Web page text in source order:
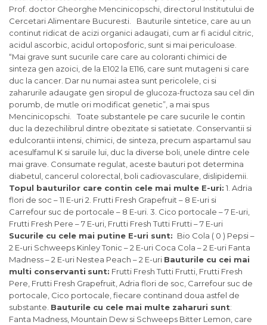
Prof. doctor Gheorghe Mencinicopschi, directorul Institutului de
Cercetari Alimentare Bucuresti. Bauturile sintetice, care au un
continut ridicat de acizi organici adaugati, cum ar fi acidul citric,
acidul ascorbic, acidul ortoposforic, sunt si mai periculoase.
“Mai grave sunt sucurile care care au coloranti chimici de
sinteza gen azoici, de la E102 la E116, care sunt mutageni si care
duc la cancer. Dar nu numai astea sunt pericolele, ci si
zaharurile adaugate gen siropul de glucoza-fructoza sau cel din
porumb, de mutle ori modificat genetic”, a mai spus
Mencinicopschi. Toate substantele pe care sucurile le contin
duc la dezechilibrul dintre obezitate si satietate. Conservantii si
edulcorantii intensi, chimici, de sinteza, precum aspartamul sau
acesulfamul K si saruile lui, duc la diverse boli, unele dintre cele
mai grave. Consumate regulat, aceste bauturi pot determina
diabetul, cancerul colorectal, boli cadiovasculare, dislipidemii.
Topul bauturilor care contin cele mai multe E-uri: 1. Adria
flori de soc – 11 E-uri 2. Frutti Fresh Grapefruit – 8 E-uri si
Carrefour suc de portocale – 8 E-uri. 3. Cico portocale – 7 E-uri,
Frutti Fresh Pere – 7 E-uri, Frutti Fresh Tutti Frutti – 7 E-uri
Sucurile cu cele mai putine E-uri sunt: Bio Cola ( 0 ) Pepsi –
2 E-uri Schweeps Kinley Tonic – 2 E-uri Coca Cola – 2 E-uri Fanta
Madness – 2 E-uri Nestea Peach – 2 E-uri Bauturile cu cei mai
multi conservanti sunt: Frutti Fresh Tutti Frutti, Frutti Fresh
Pere, Frutti Fresh Grapefruit, Adria flori de soc, Carrefour suc de
portocale, Cico portocale, fiecare continand doua astfel de
substante. Bauturile cu cele mai multe zaharuri sunt:
Fanta Madness, Mountain Dew si Schweeps Bitter Lemon, care